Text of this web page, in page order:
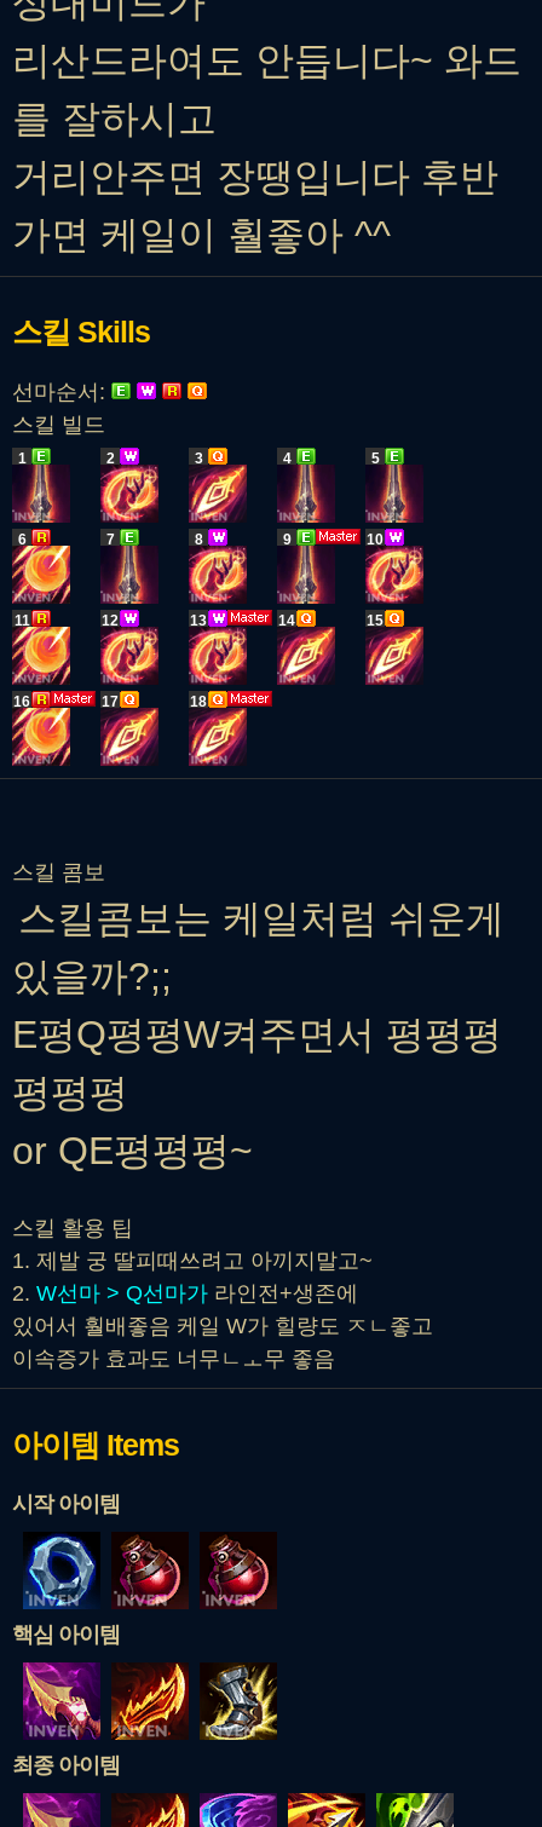
리산드라여도 안듭니다~ 와드
를 잘하시고
거리안주면 장땡입니다 후반
가면 케일이 훨좋아 ^^
스킬 Skills
선마순서:
스킬 빌드
1 2 3 4 5
6 7 8 9 10
11 12 13 14 15
16 17 18
스킬 콤보
스킬콤보는 케일처럼 쉬운게
있을까?;;
E평Q평평W켜주면서 평평평
평평평
or QE평평평~
스킬 활용 팁
1. 제발 궁 딸피때쓰려고 아끼지말고~
2. W선마 > Q선마가 라인전+생존에
있어서 훨배좋음 케일 W가 힐량도 ㅈㄴ좋고
이속증가 효과도 너무ㄴㅗ무 좋음
아이템 Items
시작 아이템
핵심 아이템
최종 아이템